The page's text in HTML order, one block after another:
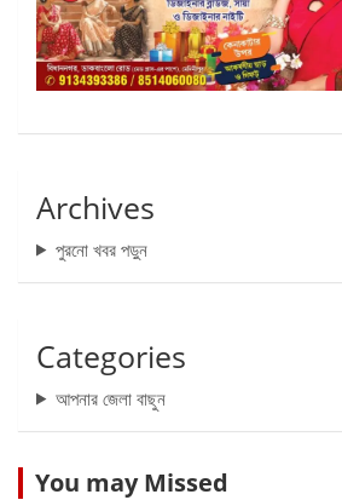
Archives
পুরনো খবর পড়ুন
Categories
আপনার জেলা বাছুন
You may Missed